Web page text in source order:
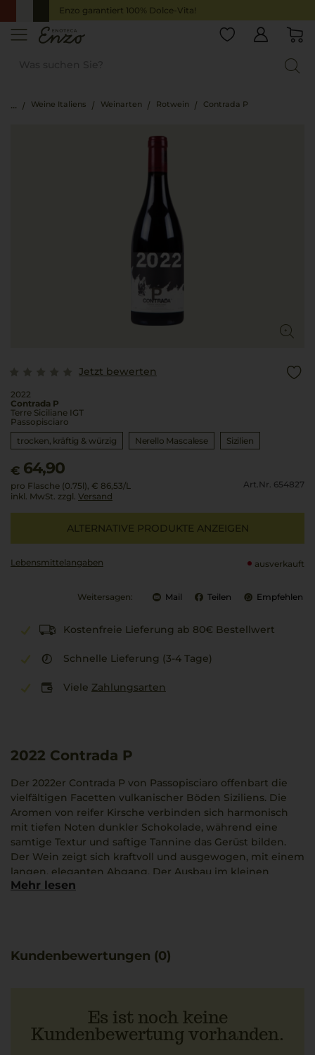
Enzo garantiert 100% Dolce-Vita!
Weine Italiens Weinarten Rotwein Contrada P
Jetzt bewerten
2022
Contrada P
Terre Siciliane IGT
Passopisciaro
trocken, kräftig & würzig
Nerello Mascalese Sizilien
€ 64,90
pro Flasche (0.75l), € 86,53/L
inkl. MwSt. zzgl. Versand
Art.Nr. 654827
ALTERNATIVE PRODUKTE ANZEIGEN
Lebensmittel­angaben ausverkauft
Weitersagen: Mail Teilen Empfehlen
Kostenfreie Lieferung ab 80€ Bestellwert
Schnelle Lieferung (3-4 Tage)
Viele Zahlungsarten
2022 Contrada P
Der 2022er Contrada P von Passopisciaro offenbart die
vielfältigen Facetten vulkanischer Böden Siziliens. Die
Aromen von reifer Kirsche verbinden sich harmonisch
mit tiefen Noten dunkler Schokolade, während eine
samtige Textur und saftige Tannine das Gerüst bilden.
Der Wein zeigt sich kraftvoll und ausgewogen, mit einem
langen, eleganten Abgang. Der Ausbau im kleinen
Eichenfass unterstützt das ausgewogene Zusammenspiel
Mehr lesen
Kundenbewertungen (0)
Es ist noch keine
Kundenbewertung vorhanden.